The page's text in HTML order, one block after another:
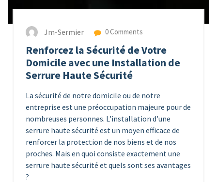
Jm-Sermier 0 Comments
Renforcez la Sécurité de Votre
Domicile avec une Installation de
Serrure Haute Sécurité
La sécurité de notre domicile ou de notre
entreprise est une préoccupation majeure pour de
nombreuses personnes. L’installation d’une
serrure haute sécurité est un moyen efficace de
renforcer la protection de nos biens et de nos
proches. Mais en quoi consiste exactement une
serrure haute sécurité et quels sont ses avantages
?